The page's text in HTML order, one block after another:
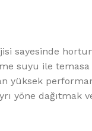
sayesinde
suyu ile
yüksek
yöne